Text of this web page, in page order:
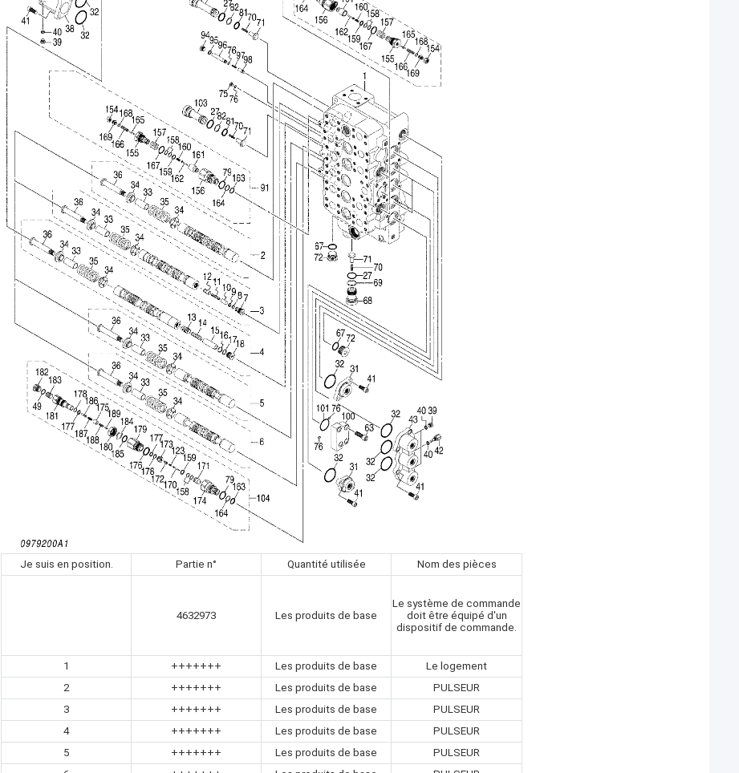
Je suis en position. Partie n° Quantité utilisée Nom des pièces
4632973 Les produits de base
Le système de commande
doit être équipé d'un
dispositif de commande.
1 +++++++ Les produits de base
Le logement
2
+++++++ Les produits de base
PULSEUR
3
+++++++ Les produits de base
PULSEUR
4
+++++++ Les produits de base
PULSEUR
5
+++++++ Les produits de base
PULSEUR